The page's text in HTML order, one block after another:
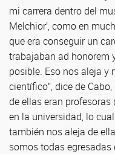
mi carrera dentro del
Melchior’, como en
que era conseguir un
trabajaban ad honorem
posible. Eso nos aleja y
científico”, dice de
de ellas eran
en la universidad, lo
también nos aleja de
somos todas egresadas